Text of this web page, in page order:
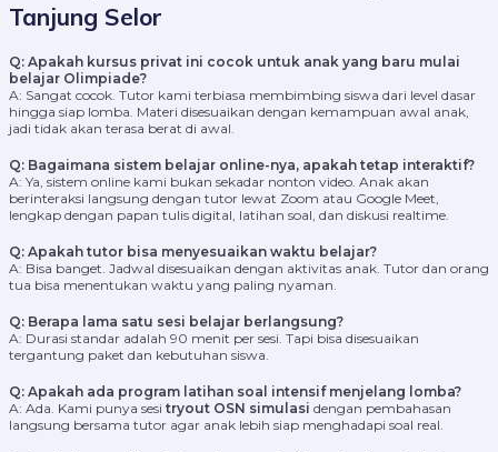
Tanjung Selor
Q: Apakah kursus privat ini cocok untuk anak yang baru mulai
belajar Olimpiade?
A: Sangat cocok. Tutor kami terbiasa membimbing siswa dari level dasar
hingga siap lomba. Materi disesuaikan dengan kemampuan awal anak,
jadi tidak akan terasa berat di awal.
Q: Bagaimana sistem belajar online-nya, apakah tetap interaktif?
A: Ya, sistem online kami bukan sekadar nonton video. Anak akan
berinteraksi langsung dengan tutor lewat Zoom atau Google Meet,
lengkap dengan papan tulis digital, latihan soal, dan diskusi realtime.
Q: Apakah tutor bisa menyesuaikan waktu belajar?
A: Bisa banget. Jadwal disesuaikan dengan aktivitas anak. Tutor dan orang
tua bisa menentukan waktu yang paling nyaman.
Q: Berapa lama satu sesi belajar berlangsung?
A: Durasi standar adalah 90 menit per sesi. Tapi bisa disesuaikan
tergantung paket dan kebutuhan siswa.
Q: Apakah ada program latihan soal intensif menjelang lomba?
A: Ada. Kami punya sesi tryout OSN simulasi dengan pembahasan
langsung bersama tutor agar anak lebih siap menghadapi soal real.